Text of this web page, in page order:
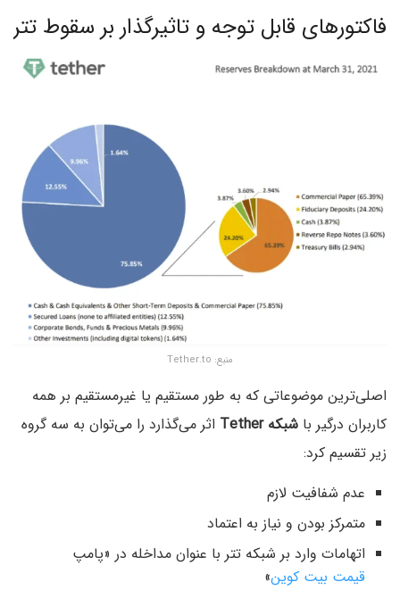
فاکتورهای قابل توجه و تاثیرگذار بر سقوط تتر
منبع: Tether.to
اصلی‌ترین موضوعاتی که به طور مستقیم یا غیرمستقیم بر همه
کاربران درگیر با شبکه Tether
اثر می‌گذارد را می‌توان به سه گروه
زیر تقسیم کرد:
عدم شفافیت لازم
متمرکز بودن و نیاز به اعتماد
اتهامات وارد بر شبکه تتر با عنوان مداخله در «پامپ
قیمت بیت کوین»